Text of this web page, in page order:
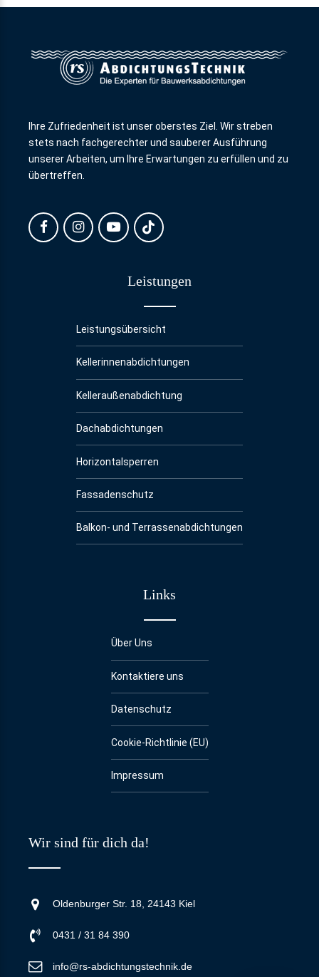
Ihre Zufriedenheit ist unser oberstes Ziel. Wir streben
stets nach fachgerechter und sauberer Ausführung
unserer Arbeiten, um Ihre Erwartungen zu erfüllen und zu
übertreffen.
Leistungen
Leistungsübersicht
Kellerinnenabdichtungen
Kelleraußenabdichtung
Dachabdichtungen
Horizontalsperren
Fassadenschutz
Balkon- und Terrassenabdichtungen
Links
Über Uns
Kontaktiere uns
Datenschutz
Cookie-Richtlinie (EU)
Impressum
Wir sind für dich da!
Oldenburger Str. 18, 24143 Kiel
0431 / 31 84 390
info@rs-abdichtungstechnik.de